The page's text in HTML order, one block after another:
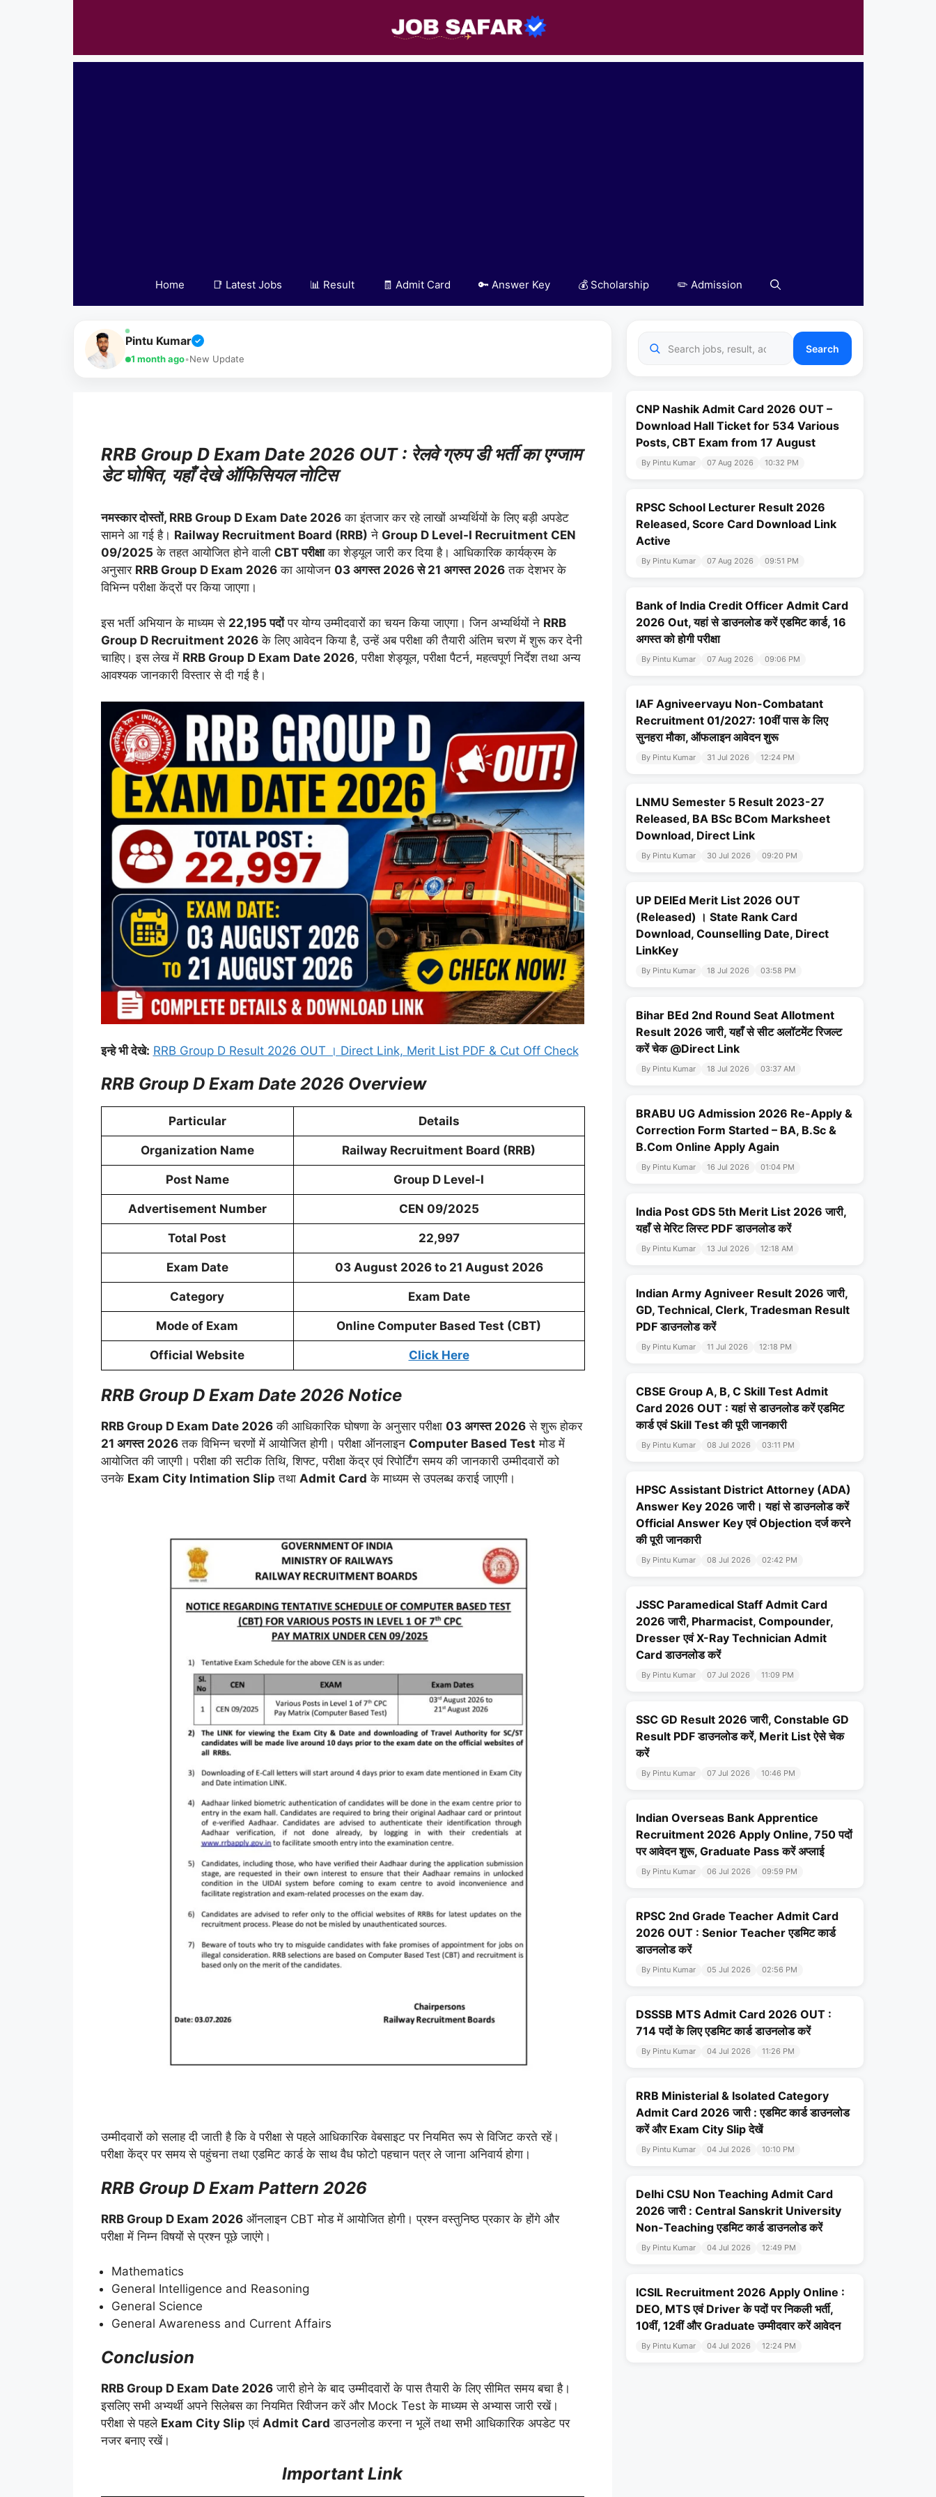
Home 📑 Latest Jobs 📊 Result 🧾 Admit Card 🔑 Answer Key 💰 Scholarship ✏️ Admission
Pintu Kumar ✓
1 month ago•New Update
RRB Group D Exam Date 2026 OUT : रेलवे ग्रुप डी भर्ती का एग्जाम
डेट घोषित, यहाँ देखे ऑफिसियल नोटिस
नमस्कार दोस्तों, RRB Group D Exam Date 2026का इंतजार कर रहे लाखों अभ्यर्थियों के लिए बड़ी अपडेट
सामने आ गई है। Railway Recruitment Board (RRB) ने Group D Level-I Recruitment CEN
09/2025 के तहत आयोजित होने वाली CBT परीक्षाका शेड्यूल जारी कर दिया है। आधिकारिक कार्यक्रम के
अनुसार RRB Group D Exam 2026का आयोजन 03 अगस्त 2026 से 21 अगस्त 2026तक देशभर के
विभिन्न परीक्षा केंद्रों पर किया जाएगा।
इस भर्ती अभियान के माध्यम से 22,195 पदोंपर योग्य उम्मीदवारों का चयन किया जाएगा। जिन अभ्यर्थियों ने RRB
Group D Recruitment 2026के लिए आवेदन किया है, उन्हें अब परीक्षा की तैयारी अंतिम चरण में शुरू कर देनी
चाहिए। इस लेख में RRB Group D Exam Date 2026, परीक्षा शेड्यूल, परीक्षा पैटर्न, महत्वपूर्ण निर्देश तथा अन्य
आवश्यक जानकारी विस्तार से दी गई है।
इन्हे भी देखे: RRB Group D Result 2026 OUT । Direct Link, Merit List PDF & Cut Off Check
RRB Group D Exam Date 2026 Overview
Particular Details
Organization Name Railway Recruitment Board (RRB)
Post Name Group D Level-I
Advertisement Number CEN 09/2025
Total Post 22,997
Exam Date 03 August 2026 to 21 August 2026
Category Exam Date
Mode of Exam Online Computer Based Test (CBT)
Official Website Click Here
RRB Group D Exam Date 2026 Notice
RRB Group D Exam Date 2026की आधिकारिक घोषणा के अनुसार परीक्षा 03 अगस्त 2026से शुरू होकर
21 अगस्त 2026तक विभिन्न चरणों में आयोजित होगी। परीक्षा ऑनलाइन Computer Based Test मोड में
आयोजित की जाएगी। परीक्षा की सटीक तिथि, शिफ्ट, परीक्षा केंद्र एवं रिपोर्टिंग समय की जानकारी उम्मीदवारों को
उनके Exam City Intimation Slip तथा Admit Card के माध्यम से उपलब्ध कराई जाएगी।
उम्मीदवारों को सलाह दी जाती है कि वे परीक्षा से पहले आधिकारिक वेबसाइट पर नियमित रूप से विजिट करते रहें।
परीक्षा केंद्र पर समय से पहुंचना तथा एडमिट कार्ड के साथ वैध फोटो पहचान पत्र ले जाना अनिवार्य होगा।
RRB Group D Exam Pattern 2026
RRB Group D Exam 2026ऑनलाइन CBT मोड में आयोजित होगी। प्रश्न वस्तुनिष्ठ प्रकार के होंगे और
परीक्षा में निम्न विषयों से प्रश्न पूछे जाएंगे।
Mathematics
General Intelligence and Reasoning
General Science
General Awareness and Current Affairs
Conclusion
RRB Group D Exam Date 2026जारी होने के बाद उम्मीदवारों के पास तैयारी के लिए सीमित समय बचा है।
इसलिए सभी अभ्यर्थी अपने सिलेबस का नियमित रिवीजन करें और Mock Test के माध्यम से अभ्यास जारी रखें।
परीक्षा से पहले Exam City Slip एवं Admit Card डाउनलोड करना न भूलें तथा सभी आधिकारिक अपडेट पर
नजर बनाए रखें।
Important Link
Search
CNP Nashik Admit Card 2026 OUT –
Download Hall Ticket for 534 Various
Posts, CBT Exam from 17 August
By Pintu Kumar 07 Aug 2026 10:32 PM
RPSC School Lecturer Result 2026
Released, Score Card Download Link
Active
By Pintu Kumar 07 Aug 2026 09:51 PM
Bank of India Credit Officer Admit Card
2026 Out, यहां से डाउनलोड करें एडमिट कार्ड, 16
अगस्त को होगी परीक्षा
By Pintu Kumar 07 Aug 2026 09:06 PM
IAF Agniveervayu Non-Combatant
Recruitment 01/2027: 10वीं पास के लिए
सुनहरा मौका, ऑफलाइन आवेदन शुरू
By Pintu Kumar 31 Jul 2026 12:24 PM
LNMU Semester 5 Result 2023-27
Released, BA BSc BCom Marksheet
Download, Direct Link
By Pintu Kumar 30 Jul 2026 09:20 PM
UP DElEd Merit List 2026 OUT
(Released) । State Rank Card
Download, Counselling Date, Direct
LinkKey
By Pintu Kumar 18 Jul 2026 03:58 PM
Bihar BEd 2nd Round Seat Allotment
Result 2026 जारी, यहाँ से सीट अलॉटमेंट रिजल्ट
करें चेक @Direct Link
By Pintu Kumar 18 Jul 2026 03:37 AM
BRABU UG Admission 2026 Re-Apply &
Correction Form Started – BA, B.Sc &
B.Com Online Apply Again
By Pintu Kumar 16 Jul 2026 01:04 PM
India Post GDS 5th Merit List 2026 जारी,
यहाँ से मेरिट लिस्ट PDF डाउनलोड करें
By Pintu Kumar 13 Jul 2026 12:18 AM
Indian Army Agniveer Result 2026 जारी,
GD, Technical, Clerk, Tradesman Result
PDF डाउनलोड करें
By Pintu Kumar 11 Jul 2026 12:18 PM
CBSE Group A, B, C Skill Test Admit
Card 2026 OUT : यहां से डाउनलोड करें एडमिट
कार्ड एवं Skill Test की पूरी जानकारी
By Pintu Kumar 08 Jul 2026 03:11 PM
HPSC Assistant District Attorney (ADA)
Answer Key 2026 जारी। यहां से डाउनलोड करें
Official Answer Key एवं Objection दर्ज करने
की पूरी जानकारी
By Pintu Kumar 08 Jul 2026 02:42 PM
JSSC Paramedical Staff Admit Card
2026 जारी, Pharmacist, Compounder,
Dresser एवं X-Ray Technician Admit
Card डाउनलोड करें
By Pintu Kumar 07 Jul 2026 11:09 PM
SSC GD Result 2026 जारी, Constable GD
Result PDF डाउनलोड करें, Merit List ऐसे चेक
करें
By Pintu Kumar 07 Jul 2026 10:46 PM
Indian Overseas Bank Apprentice
Recruitment 2026 Apply Online, 750 पदों
पर आवेदन शुरू, Graduate Pass करें अप्लाई
By Pintu Kumar 06 Jul 2026 09:59 PM
RPSC 2nd Grade Teacher Admit Card
2026 OUT : Senior Teacher एडमिट कार्ड
डाउनलोड करें
By Pintu Kumar 05 Jul 2026 02:56 PM
DSSSB MTS Admit Card 2026 OUT :
714 पदों के लिए एडमिट कार्ड डाउनलोड करें
By Pintu Kumar 04 Jul 2026 11:26 PM
RRB Ministerial & Isolated Category
Admit Card 2026 जारी : एडमिट कार्ड डाउनलोड
करें और Exam City Slip देखें
By Pintu Kumar 04 Jul 2026 10:10 PM
Delhi CSU Non Teaching Admit Card
2026 जारी : Central Sanskrit University
Non-Teaching एडमिट कार्ड डाउनलोड करें
By Pintu Kumar 04 Jul 2026 12:49 PM
ICSIL Recruitment 2026 Apply Online :
DEO, MTS एवं Driver के पदों पर निकली भर्ती,
10वीं, 12वीं और Graduate उम्मीदवार करें आवेदन
By Pintu Kumar 04 Jul 2026 12:24 PM